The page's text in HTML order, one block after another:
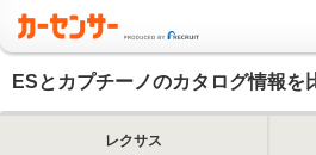
ESとカプチーノのカタログ情報を
レクサス